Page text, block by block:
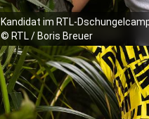
Kandidat im RTL-
© RTL / Boris Breuer